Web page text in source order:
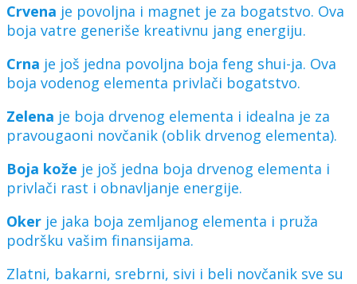
Crvena je povoljna i magnet je za bogatstvo. Ova
boja vatre generiše kreativnu jang energiju.
Crna je još jedna povoljna boja feng shui-ja. Ova
boja vodenog elementa privlači bogatstvo.
Zelena je boja drvenog elementa i idealna je za
pravougaoni novčanik (oblik drvenog elementa).
Boja kože je još jedna boja drvenog elementa i
privlači rast i obnavljanje energije.
Oker je jaka boja zemljanog elementa i pruža
podršku vašim finansijama.
Zlatni, bakarni, srebrni, sivi i beli novčanik sve su